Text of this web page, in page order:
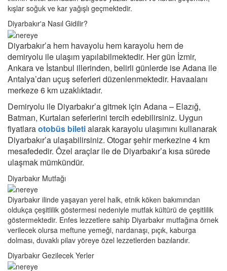
kışlar soğuk ve kar yağışlı geçmektedir.
Diyarbakır'a Nasıl Gidilir?
Diyarbakır’a hem havayolu hem karayolu hem de
demiryolu ile ulaşım yapılabilmektedir. Her gün İzmir,
Ankara ve İstanbul illerinden, belirli günlerde ise Adana ile
Antalya’dan uçuş seferleri düzenlenmektedir. Havaalanı
merkeze 6 km uzaklıktadır.
Demiryolu ile Diyarbakır’a gitmek için Adana – Elazığ,
Batman, Kurtalan seferlerini tercih edebilirsiniz. Uygun
fiyatlaraotobüs biletialarak karayolu ulaşımını kullanarak
Diyarbakır’a ulaşabilirsiniz. Otogar şehir merkezine 4 km
mesafededir. Özel araçlar ile de Diyarbakır’a kısa sürede
ulaşmak mümkündür.
Diyarbakır Mutfağı
Diyarbakır ilinde yaşayan yerel halk, etnik köken bakımından
oldukça çeşitlilik göstermesi nedeniyle mutfak kültürü de çeşitlilik
göstermektedir. Enfes lezzetlere sahip Diyarbakır mutfağına örnek
verilecek olursa meftune yemeği, nardanaşı, pıçık, kaburga
dolması, duvaklı pilav yöreye özel lezzetlerden bazılarıdır.
Diyarbakır Gezilecek Yerler